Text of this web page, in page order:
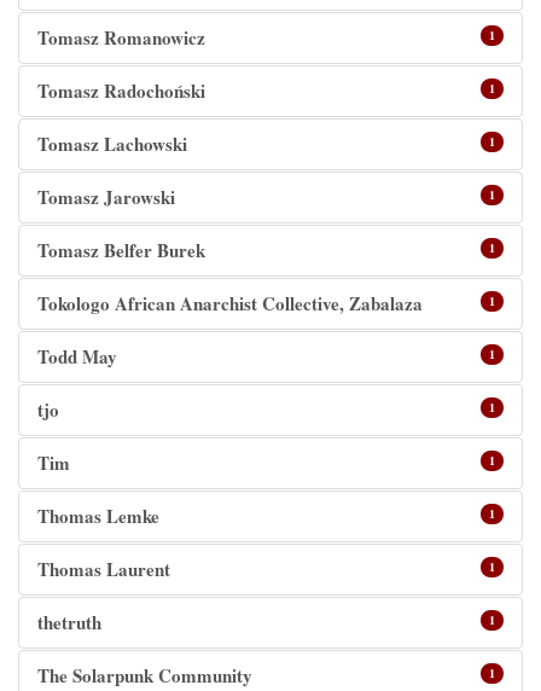
Tomasz Romanowicz 1
Tomasz Radochoński 1
Tomasz Lachowski 1
Tomasz Jarowski 1
‬Tomasz‭ ‬Belfer Burek‭ 1
Tokologo African Anarchist Collective, Zabalaza 1
Todd May 1
tjo 1
Tim 1
Thomas Lemke 1
Thomas Laurent 1
thetruth 1
The Solarpunk Community 1